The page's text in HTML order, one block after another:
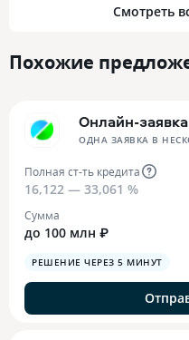
Смотреть
Похожие
Онлайн-
ОДНА ЗАЯВКА В
Полная ст-ть кредита
16,122 — 33,061 %
Сумма
до 100 млн ₽
РЕШЕНИЕ ЧЕРЕЗ 5 МИНУТ